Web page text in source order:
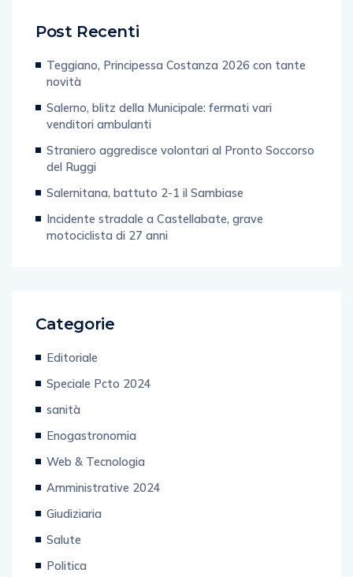
Post Recenti
Teggiano, Principessa Costanza 2026 con tante
novità
Salerno, blitz della Municipale: fermati vari
venditori ambulanti
Straniero aggredisce volontari al Pronto Soccorso
del Ruggi
Salernitana, battuto 2-1 il Sambiase
Incidente stradale a Castellabate, grave
motociclista di 27 anni
Categorie
Editoriale
Speciale Pcto 2024
sanità
Enogastronomia
Web & Tecnologia
Amministrative 2024
Giudiziaria
Salute
Politica